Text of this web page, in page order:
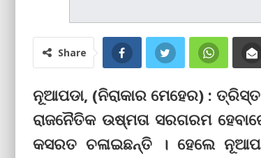
Share
ନୂଆପଡା, (ନିରାକାର ମେହେର) :
ରାଜନୈତିକ ଉଷ୍ମତା ସରଗରମ
କସରତ ଚଳାଇଛନ୍ତି । ହେଲେ